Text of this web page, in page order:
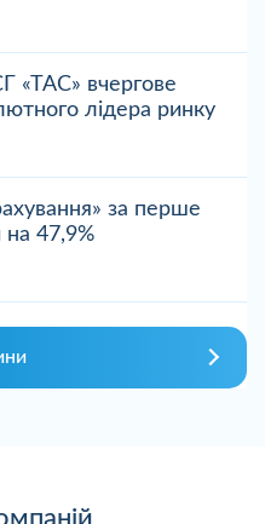
«ТАС» вчергове
лідера ринку
за перше
на 47,9%